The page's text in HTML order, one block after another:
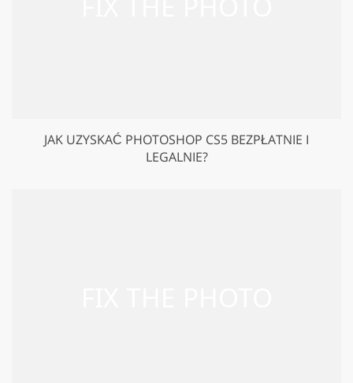
JAK UZYSKAĆ PHOTOSHOP CS5 BEZPŁATNIE I
LEGALNIE?